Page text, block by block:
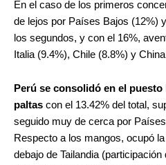
En el caso de los primeros
de lejos por Países Bajos (12%)
los segundos, y con el 16%,
Italia (9.4%), Chile (8.8%) y
Perú se consolidó en el
paltas con el 13.42% del total,
seguido muy de cerca por
Respecto a los mangos, ocupó
debajo de Tailandia